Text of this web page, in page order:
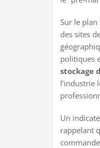
Sur le
des sites
politiques
stockage
l’industrie
Un
rappelant